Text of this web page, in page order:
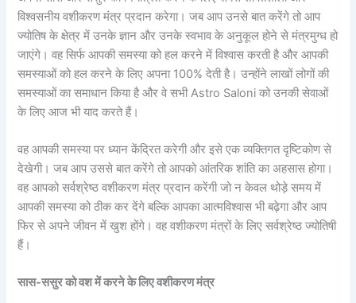
विश्वसनीय वशीकरण मंत्र प्रदान करेगा। जब आप उनसे बात करेंगे तो आप
ज्योतिष के क्षेत्र में उनके ज्ञान और उनके स्वभाव के अनुकूल होने से मंत्रमुग्ध हो
जाएंगे। वह सिर्फ आपकी समस्या को हल करने में विश्वास करती है और आपकी
समस्याओं को हल करने के लिए अपना 100% देती है। उन्होंने लाखों लोगों की
समस्याओं का समाधान किया है और वे सभी Astro Saloni को उनकी सेवाओं
के लिए आज भी याद करते हैं।
वह आपकी समस्या पर ध्यान केंद्रित करेगी और इसे एक व्यक्तिगत दृष्टिकोण से
देखेगी। जब आप उससे बात करेंगे तो आपको आंतरिक शांति का अहसास होगा।
वह आपको सर्वश्रेष्ठ वशीकरण मंत्र प्रदान करेंगी जो न केवल थोड़े समय में
आपकी समस्या को ठीक कर देंगे बल्कि आपका आत्मविश्वास भी बढ़ेगा और आप
फिर से अपने जीवन में खुश होंगे। वह वशीकरण मंत्रों के लिए सर्वश्रेष्ठ ज्योतिषी
हैं।
सास-ससुर को वश में करने के लिए वशीकरण मंत्र